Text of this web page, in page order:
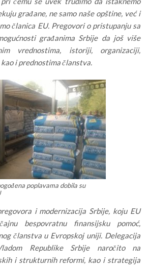
građane, ne samo naše opštine, već i
članica EU. Pregovori o pristupanju sa
građanima Srbije da još više
vrednostima, istoriji, organizaciji,
i prednostima članstva.
poplavama dobila su
i modernizacija Srbije, koju EU
bespovratnu finansijsku pomoć,
članstva u Evropskoj uniji. Delegacija
Republike Srbije naročito na
i strukturnih reformi, kao i strategija